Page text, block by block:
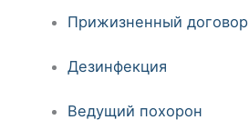
Прижизненный договор
Дезинфекция
Ведущий похорон